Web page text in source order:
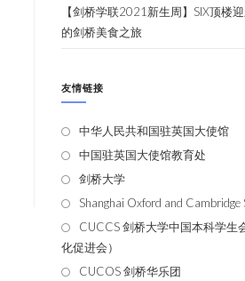
【剑桥学联2021新生周】SIX顶楼
的剑桥美食之旅
友情链接
中华人民共和国驻英国大使馆
中国驻英国大使馆教育处
剑桥大学
Shanghai Oxford and Cambridge
CUCCS 剑桥大学中国本科学生
化促进会）
CUCOS 剑桥华乐团